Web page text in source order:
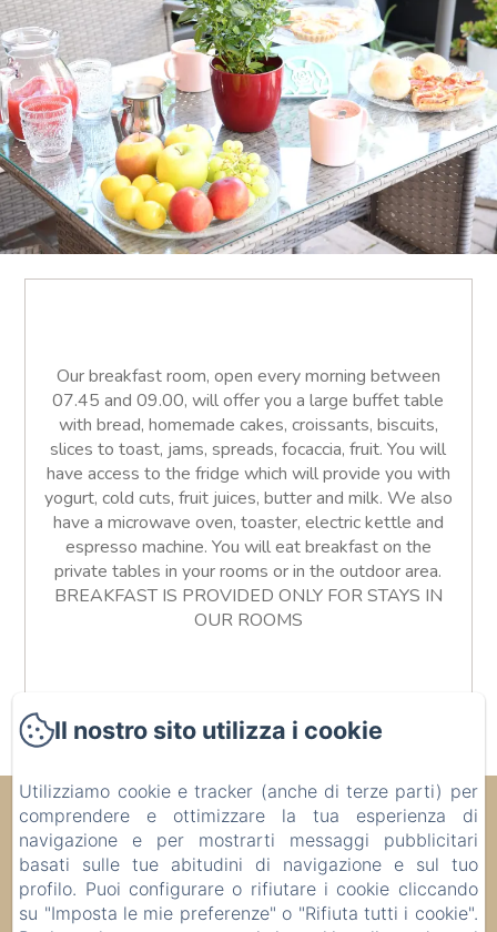
Our breakfast room, open every morning between
07.45 and 09.00, will offer you a large buffet table
with bread, homemade cakes, croissants, biscuits,
slices to toast, jams, spreads, focaccia, fruit. You will
have access to the fridge which will provide you with
yogurt, cold cuts, fruit juices, butter and milk. We also
have a microwave oven, toaster, electric kettle and
espresso machine. You will eat breakfast on the
private tables in your rooms or in the outdoor area.
BREAKFAST IS PROVIDED ONLY FOR STAYS IN
OUR ROOMS
Alba Serena Camere e Appartamenti
Corso Bra 38, Alba, 12051 , Italia
bbalbaserena@gmail.com
+39 3339503545
+39 3357539339
Il nostro sito utilizza i cookie
Utilizziamo cookie e tracker (anche di terze parti) per
comprendere e ottimizzare la tua esperienza di
navigazione e per mostrarti messaggi pubblicitari
basati sulle tue abitudini di navigazione e sul tuo
profilo. Puoi configurare o rifiutare i cookie cliccando
su "Imposta le mie preferenze" o "Rifiuta tutti i cookie".